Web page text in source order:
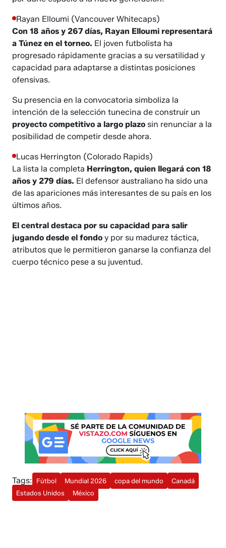
Rayan Elloumi (Vancouver Whitecaps)
Con 18 años y 267 días, Rayan Elloumi representará
a Túnez en el torneo. El joven futbolista ha
progresado rápidamente gracias a su versatilidad y
capacidad para adaptarse a distintas posiciones
ofensivas.
Su presencia en la convocatoria simboliza la
intención de la selección tunecina de construir un
proyecto competitivo a largo plazo sin renunciar a la
posibilidad de competir desde ahora.
Lucas Herrington (Colorado Rapids)
La lista la completa Herrington, quien llegará con 18
años y 279 días. El defensor australiano ha sido una
de las apariciones más interesantes de su país en los
últimos años.
El central destaca por su capacidad para salir
jugando desde el fondo y por su madurez táctica,
atributos que le permitieron ganarse la confianza del
cuerpo técnico pese a su juventud.
Tags: Fútbol Mundial 2026 copa del mundo
Canadá
Estados Unidos
México